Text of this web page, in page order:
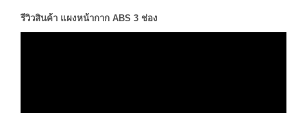
รีวิวสินค้า แผงหน้ากาก ABS 3 ช่อง